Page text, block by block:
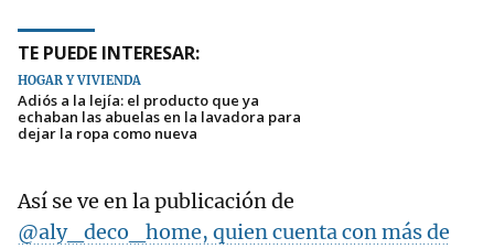
TE PUEDE INTERESAR:
HOGAR Y VIVIENDA
Adiós a la lejía: el producto que ya
echaban las abuelas en la lavadora para
dejar la ropa como nueva
Así se ve en la publicación de
@aly_deco_home, quien cuenta con más de